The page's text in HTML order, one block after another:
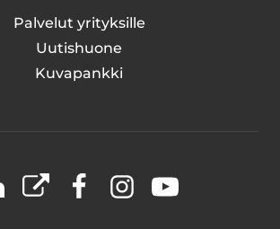
Palvelut yrityksille
Uutishuone
Kuvapankki
LinkedIn
X FacebookInstagramYouTube